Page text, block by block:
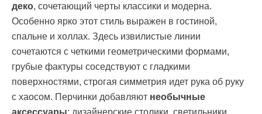
деко, сочетающий черты классики и модерна.
Особенно ярко этот стиль выражен в гостиной,
спальне и холлах. Здесь извилистые линии
сочетаются с четкими геометрическими формами,
грубые фактуры соседствуют с гладкими
поверхностями, строгая симметрия идет рука об руку
с хаосом. Перчинки добавляют необычные
аксессуары: дизайнерские столики, светильники,